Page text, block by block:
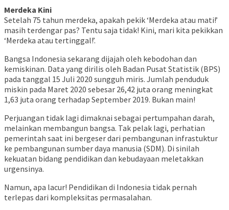
Merdeka Kini
Setelah 75 tahun merdeka, apakah pekik ‘Merdeka atau mati!’
masih terdengar pas? Tentu saja tidak! Kini, mari kita pekikkan
‘Merdeka atau tertinggal!’.
Bangsa Indonesia sekarang dijajah oleh kebodohan dan
kemiskinan. Data yang dirilis oleh Badan Pusat Statistik (BPS)
pada tanggal 15 Juli 2020 sungguh miris. Jumlah penduduk
miskin pada Maret 2020 sebesar 26,42 juta orang meningkat
1,63 juta orang terhadap September 2019. Bukan main!
Perjuangan tidak lagi dimaknai sebagai pertumpahan darah,
melainkan membangun bangsa. Tak pelak lagi, perhatian
pemerintah saat ini bergeser dari pembangunan infrastuktur
ke pembangunan sumber daya manusia (SDM). Di sinilah
kekuatan bidang pendidikan dan kebudayaan meletakkan
urgensinya.
Namun, apa lacur! Pendidikan di Indonesia tidak pernah
terlepas dari kompleksitas permasalahan.